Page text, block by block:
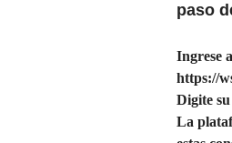
paso
Ingrese
https://
Digite
La